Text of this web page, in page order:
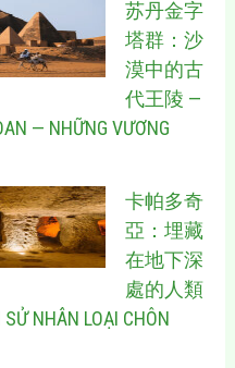
苏丹金字
塔群：沙
漠中的古
代王陵 —
— NHỮNG VƯƠNG
卡帕多奇
亞：埋藏
在地下深
處的人類
NHÂN LOẠI CHÔN